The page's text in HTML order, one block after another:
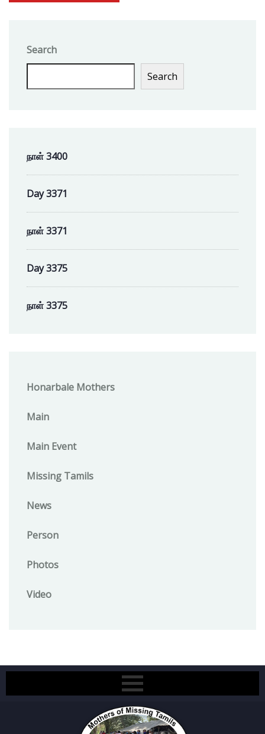
Search
Search
நாள் 3400
Day 3371
நாள் 3371
Day 3375
நாள் 3375
Honarbale Mothers
Main
Main Event
Missing Tamils
News
Person
Photos
Video